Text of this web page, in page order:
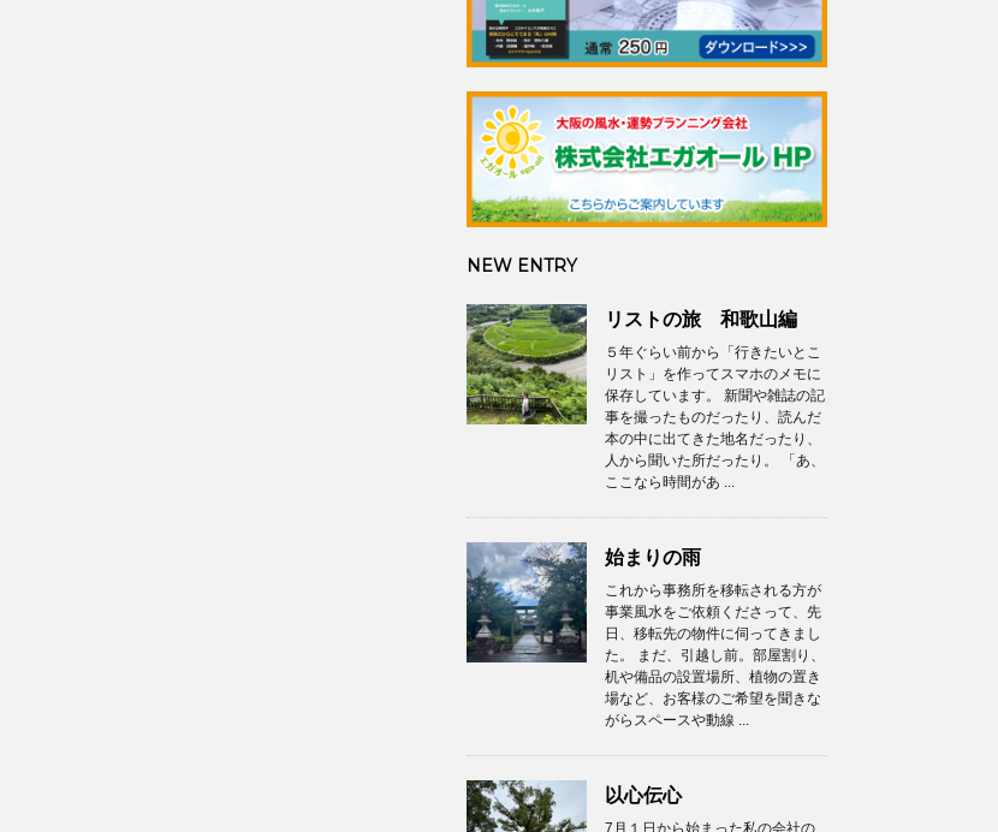
NEW ENTRY
リストの旅 和歌山編
５年ぐらい前から「行きたいとこ
リスト」を作ってスマホのメモに
保存しています。 新聞や雑誌の記
事を撮ったものだったり、読んだ
本の中に出てきた地名だったり、
人から聞いた所だったり。 「あ、
ここなら時間があ ...
始まりの雨
これから事務所を移転される方が
事業風水をご依頼くださって、先
日、移転先の物件に伺ってきまし
た。 まだ、引越し前。部屋割り、
机や備品の設置場所、植物の置き
場など、お客様のご希望を聞きな
がらスペースや動線 ...
以心伝心
7月１日から始まった私の会社の